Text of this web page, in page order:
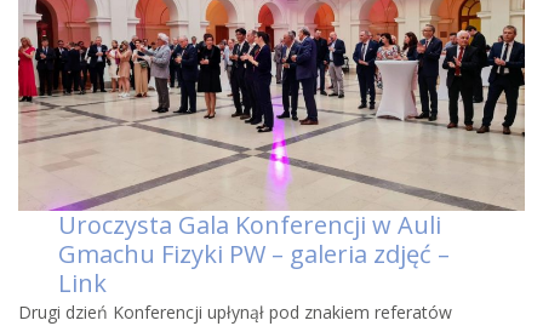
Uroczysta Gala Konferencji w Auli
Gmachu Fizyki PW – galeria zdjęć –
Link
Drugi dzień Konferencji upłynął pod znakiem referatów